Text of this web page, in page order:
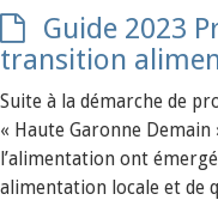
Guide 2023
transition
Suite à la démarche de
« Haute Garonne
l’alimentation ont
alimentation locale et de